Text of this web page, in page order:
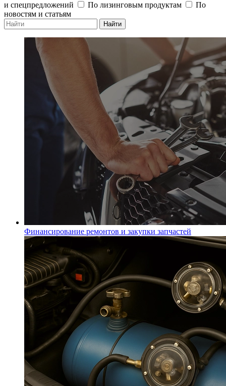
и спецпредложений
По лизинговым продуктам
По
новостям и статьям
Найти
Финансирование ремонтов и закупки запчастей